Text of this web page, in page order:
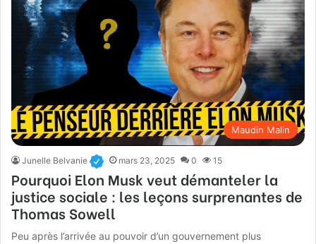
Maudin Malin
Junelle Belvanie mars 23, 2025 0 15
Pourquoi Elon Musk veut démanteler la
justice sociale : les leçons surprenantes de
Thomas Sowell
Peu après l’arrivée au pouvoir d’un gouvernement plus